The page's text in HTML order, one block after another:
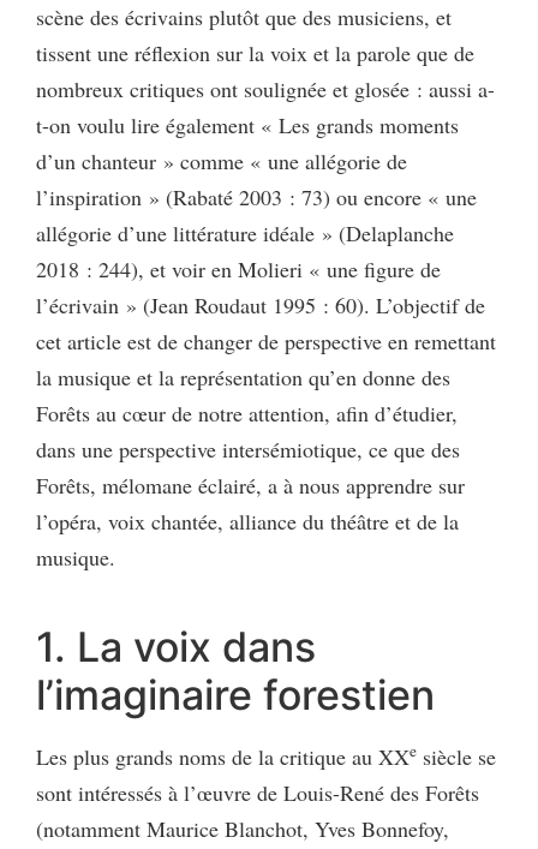
scène des écrivains plutôt que des musiciens, et
tissent une réflexion sur la voix et la parole que de
nombreux critiques ont soulignée et glosée : aussi a-
t-on voulu lire également « Les grands moments
d’un chanteur » comme « une allégorie de
l’inspiration » (Rabaté 2003 : 73) ou encore « une
allégorie d’une littérature idéale » (Delaplanche
2018 : 244), et voir en Molieri « une figure de
l’écrivain » (Jean Roudaut 1995 : 60). L’objectif de
cet article est de changer de perspective en remettant
la musique et la représentation qu’en donne des
Forêts au cœur de notre attention, afin d’étudier,
dans une perspective intersémiotique, ce que des
Forêts, mélomane éclairé, a à nous apprendre sur
l’opéra, voix chantée, alliance du théâtre et de la
musique.
1. La voix dans
l’imaginaire forestien
Les plus grands noms de la critique au XXe siècle se
sont intéressés à l’œuvre de Louis-René des Forêts
(notamment Maurice Blanchot, Yves Bonnefoy,